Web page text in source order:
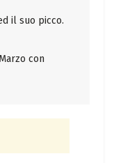
il suo picco.
con